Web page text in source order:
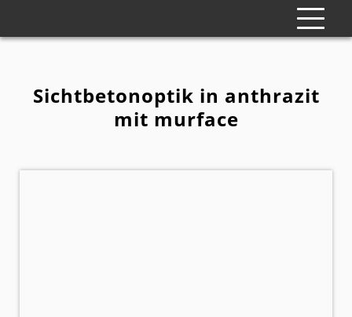
Sichtbetonoptik in anthrazit
mit murface